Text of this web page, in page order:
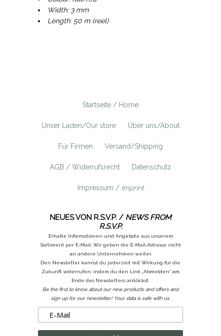
Width: 3 mm
Length: 50 m (reel)
Startseite / Home
Unser Laden/Our store Über uns/About
Für Firmen Versand/Shipping
AGB / Widerrufsrecht Datenschutz
Impressum / Imprint
NEUES VON R.S.V.P. / NEWS FROM
R.S.V.P.
Erhalte Informationen und Angebote aus unserem
Sortiment per E-Mail. Wir geben die E-Mail-Adresse nicht
an andere Unternehmen weiter.
Den Newsletter kannst du jederzeit mit Wirkung für die
Zukunft widerrufen, indem du den Link „Abmelden“ am
Ende des Newsletters anklickst.
Be the first to know about our new products and offers and
sign up for our newsletter! Your data is safe with us.